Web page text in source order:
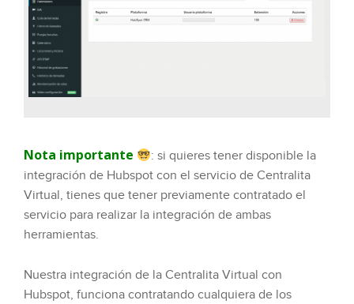
Nota importante
: si quieres tener disponible la
integración de Hubspot con el servicio de Centralita
Virtual, tienes que tener previamente contratado el
servicio para realizar la integración de ambas
herramientas.
Nuestra integración de la Centralita Virtual con
Hubspot, funciona contratando cualquiera de los